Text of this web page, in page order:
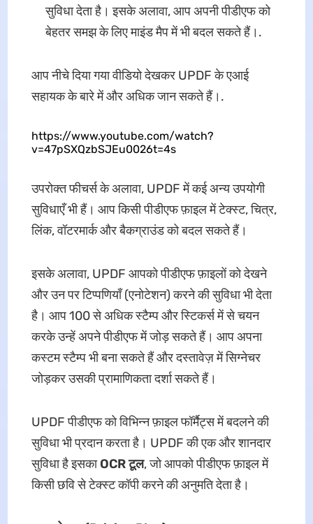
सुविधा देता है। इसके अलावा, आप अपनी पीडीएफ को
बेहतर समझ के लिए माइंड मैप में भी बदल सकते हैं।.
आप नीचे दिया गया वीडियो देखकर UPDF के एआई
सहायक के बारे में और अधिक जान सकते हैं।.
https://www.youtube.com/watch?
v=47pSXQzbSJEu0026t=4s
उपरोक्त फीचर्स के अलावा, UPDF में कई अन्य उपयोगी
सुविधाएँ भी हैं। आप किसी पीडीएफ फ़ाइल में टेक्स्ट, चित्र,
लिंक, वॉटरमार्क और बैकग्राउंड को बदल सकते हैं।
इसके अलावा, UPDF आपको पीडीएफ फ़ाइलों को देखने
और उन पर टिप्पणियाँ (एनोटेशन) करने की सुविधा भी देता
है। आप 100 से अधिक स्टैम्प और स्टिकर्स में से चयन
करके उन्हें अपने पीडीएफ में जोड़ सकते हैं। आप अपना
कस्टम स्टैम्प भी बना सकते हैं और दस्तावेज़ में सिग्नेचर
जोड़कर उसकी प्रामाणिकता दर्शा सकते हैं।
UPDF पीडीएफ को विभिन्न फ़ाइल फॉर्मैट्स में बदलने की
सुविधा भी प्रदान करता है। UPDF की एक और शानदार
सुविधा है इसकाOCR टूल, जो आपको पीडीएफ फ़ाइल में
किसी छवि से टेक्स्ट कॉपी करने की अनुमति देता है।